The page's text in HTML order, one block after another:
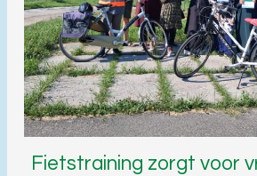
Fietstraining zorgt voor